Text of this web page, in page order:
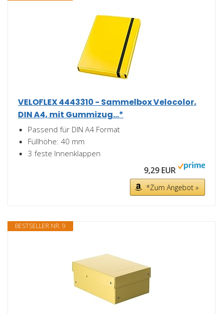
VELOFLEX 4443310 - Sammelbox Velocolor,
DIN A4, mit Gummizug...*
Passend für DIN A4 Format
Füllhöhe: 40 mm
3 feste Innenklappen
9,29 EUR
*Zum Angebot »
BESTSELLER NR. 9